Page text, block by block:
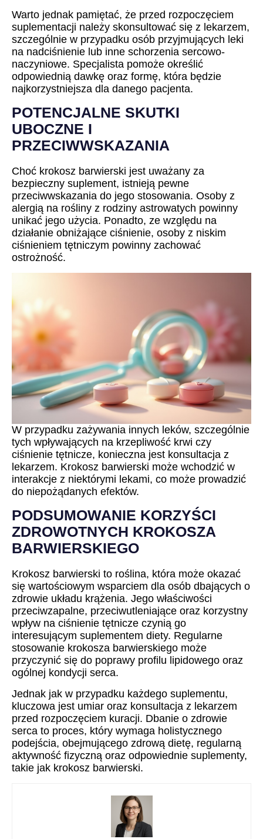
Warto jednak pamiętać, że przed rozpoczęciem
suplementacji należy skonsultować się z lekarzem,
szczególnie w przypadku osób przyjmujących leki
na nadciśnienie lub inne schorzenia sercowo-
naczyniowe. Specjalista pomoże określić
odpowiednią dawkę oraz formę, która będzie
najkorzystniejsza dla danego pacjenta.
POTENCJALNE SKUTKI
UBOCZNE I
PRZECIWWSKAZANIA
Choć krokosz barwierski jest uważany za
bezpieczny suplement, istnieją pewne
przeciwwskazania do jego stosowania. Osoby z
alergią na rośliny z rodziny astrowatych powinny
unikać jego użycia. Ponadto, ze względu na
działanie obniżające ciśnienie, osoby z niskim
ciśnieniem tętniczym powinny zachować
ostrożność.
W przypadku zażywania innych leków, szczególnie
tych wpływających na krzepliwość krwi czy
ciśnienie tętnicze, konieczna jest konsultacja z
lekarzem. Krokosz barwierski może wchodzić w
interakcje z niektórymi lekami, co może prowadzić
do niepożądanych efektów.
PODSUMOWANIE KORZYŚCI
ZDROWOTNYCH KROKOSZA
BARWIERSKIEGO
Krokosz barwierski to roślina, która może okazać
się wartościowym wsparciem dla osób dbających o
zdrowie układu krążenia. Jego właściwości
przeciwzapalne, przeciwutleniające oraz korzystny
wpływ na ciśnienie tętnicze czynią go
interesującym suplementem diety. Regularne
stosowanie krokosza barwierskiego może
przyczynić się do poprawy profilu lipidowego oraz
ogólnej kondycji serca.
Jednak jak w przypadku każdego suplementu,
kluczowa jest umiar oraz konsultacja z lekarzem
przed rozpoczęciem kuracji. Dbanie o zdrowie
serca to proces, który wymaga holistycznego
podejścia, obejmującego zdrową dietę, regularną
aktywność fizyczną oraz odpowiednie suplementy,
takie jak krokosz barwierski.